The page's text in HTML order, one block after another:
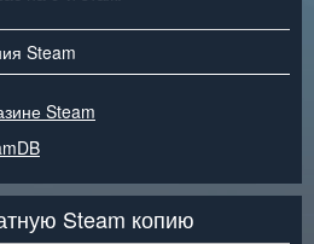
Steam
Steam
Steam копию